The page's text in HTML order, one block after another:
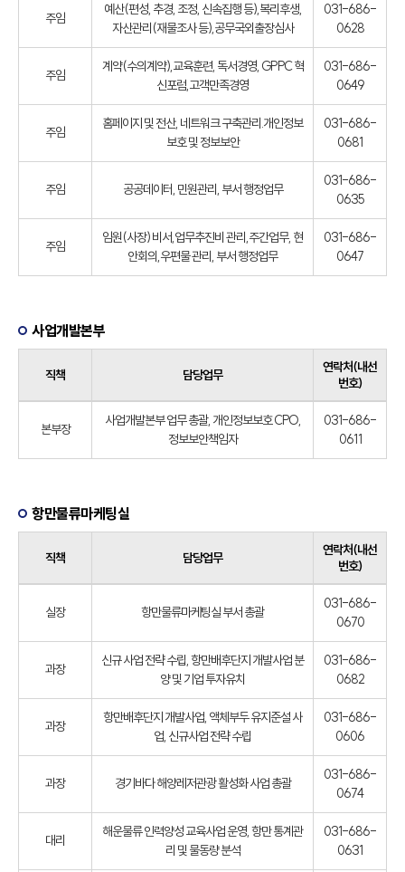
주임
예산(편성, 추경, 조정, 신속집행 등),복리후생,
자산관리(재물조사 등),공무국외출장심사
031-686-
0628
주임
계약(수의계약),교육훈련, 독서경영, GPPC 혁
신포럼,고객만족경영
031-686-
0649
주임
홈페이지 및 전산, 네트워크 구축관리.개인정보
보호 및 정보보안
031-686-
0681
주임 공공데이터, 민원관리, 부서 행정업무
031-686-
0635
주임
임원(사장) 비서,업무추진비 관리,주간업무, 현
안회의,우편물 관리, 부서 행정업무
031-686-
0647
사업개발본부
직책 담당업무
연락처(내선
번호)
본부장
사업개발본부 업무 총괄, 개인정보보호 CPO,
정보보안책임자
031-686-
0611
항만물류마케팅실
직책 담당업무
연락처(내선
번호)
실장 항만물류마케팅실 부서 총괄
031-686-
0670
과장
신규 사업 전략 수립, 항만배후단지 개발사업 분
양 및 기업 투자유치
031-686-
0682
과장
항만배후단지 개발사업, 액체부두 유지준설 사
업, 신규사업 전략 수립
031-686-
0606
과장 경기바다 해양레저관광 활성화 사업 총괄
031-686-
0674
대리
해운물류 인력양성 교육사업 운영, 항만 통계관
리 및 물동량 분석
031-686-
0631